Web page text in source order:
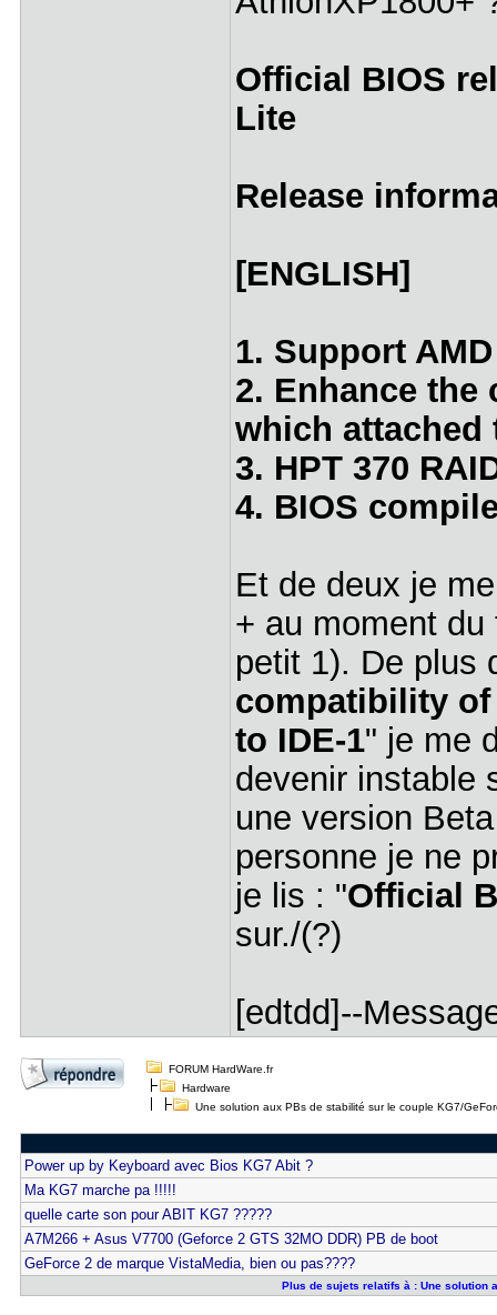
Official BIOS
Lite
Release
[ENGLISH]
1. Support
2. Enhance the
which attached
3. HPT 370
4. BIOS
Et de deux je
+ au moment
petit 1). De plus
compatibility of
to IDE-1" je me
devenir instable
une version
personne je ne
je lis : "Official
sur./(?)
[edtdd]--
FORUM HardWare.fr
Hardware
Une solution aux PBs de stabilité sur le couple KG7/
Power up by Keyboard avec Bios KG7 Abit ?
Ma KG7 marche pa !!!!!
quelle carte son pour ABIT KG7 ?????
A7M266 + Asus V7700 (Geforce 2 GTS 32MO DDR) PB de boot
GeForce 2 de marque VistaMedia, bien ou pas????
Plus de sujets relatifs à : Une solution